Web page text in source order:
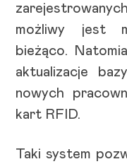
możliwy jest
bieżąco.
aktualizacje
nowych
kart RFID.
Taki system